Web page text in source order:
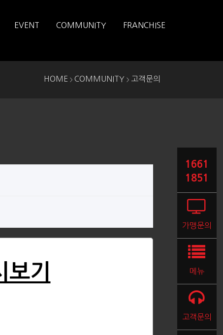
EVENT COMMUNITY FRANCHISE
HOME > COMMUNITY > 고객문의
기
1661
1851
가맹문의
메뉴
고객문의